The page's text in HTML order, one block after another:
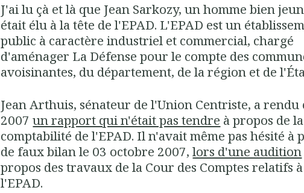
J'ai lu çà et là que Jean Sarkozy, un homme bien
était élu à la tête de l'EPAD. L'EPAD est un
public à caractère industriel et commercial, chargé
d'aménager La Défense pour le compte des
avoisinantes, du département, de la région et de
Jean Arthuis, sénateur de l'Union Centriste, a rendu
2007un rapport qui n'était pas tendre à propos de la
comptabilité de l'EPAD. Il n'avait même pas hésité à
de faux bilan le 03 octobre 2007,lors d'une audition
propos des travaux de la Cour des Comptes relatifs à
l'EPAD.